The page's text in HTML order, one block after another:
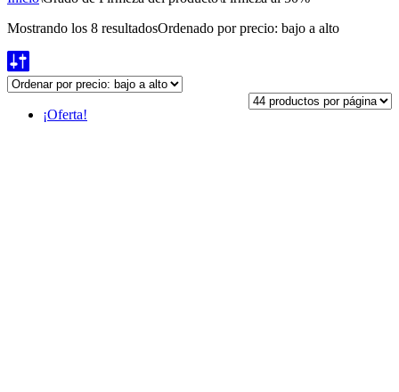
Mostrando los 8 resultadosOrdenado por precio: bajo a alto
¡Oferta!